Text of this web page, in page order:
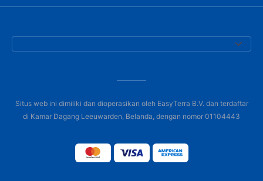
Situs web ini dimiliki dan dioperasikan oleh EasyTerra B.V. dan terdaftar
di Kamar Dagang Leeuwarden, Belanda, dengan nomor 01104443